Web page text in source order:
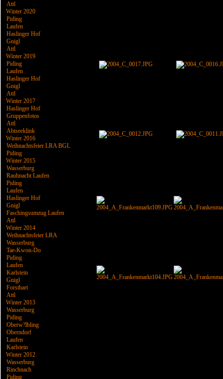
Attl
Winter 2020
Piding
Laufen
Haslinger Hof
Gnigl
Attl
Winter 2019
Piding
Laufen
Haslinger Hof
Gnigl
Attl
Winter 2017
Haslinger Hof
Gruppenfotos
Attl
Abtseeklink
Winter 2016
Weihnachtsfeier LRA BGL
Piding
Winter 2015
Wasserburg
Rauhnacht Laufen
Piding
Laufen
Haslinger Hof
Gnigl
Faschingsumzug Laufen
Attl
Winter 2014
Weihnachtsfeier LRA
Wasserburg
Tae-Kwon-Do
Piding
Laufen
Karlstein
Gnigl
Forsthart
Attl
Winter 2013
Wasserburg
Piding
Oberw?lbling
Oberndorf
Laufen
Karlstein
Winter 2012
Wasserburg
Rinchnach
Piding